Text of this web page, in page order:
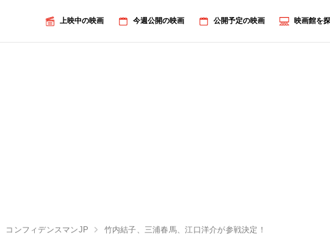
上映中の映画 今週公開の映画 公開予定の映画 映画館を
コンフィデンスマンJP 竹内結子、三浦春馬、江口洋介が参戦決定！『コンフィデン